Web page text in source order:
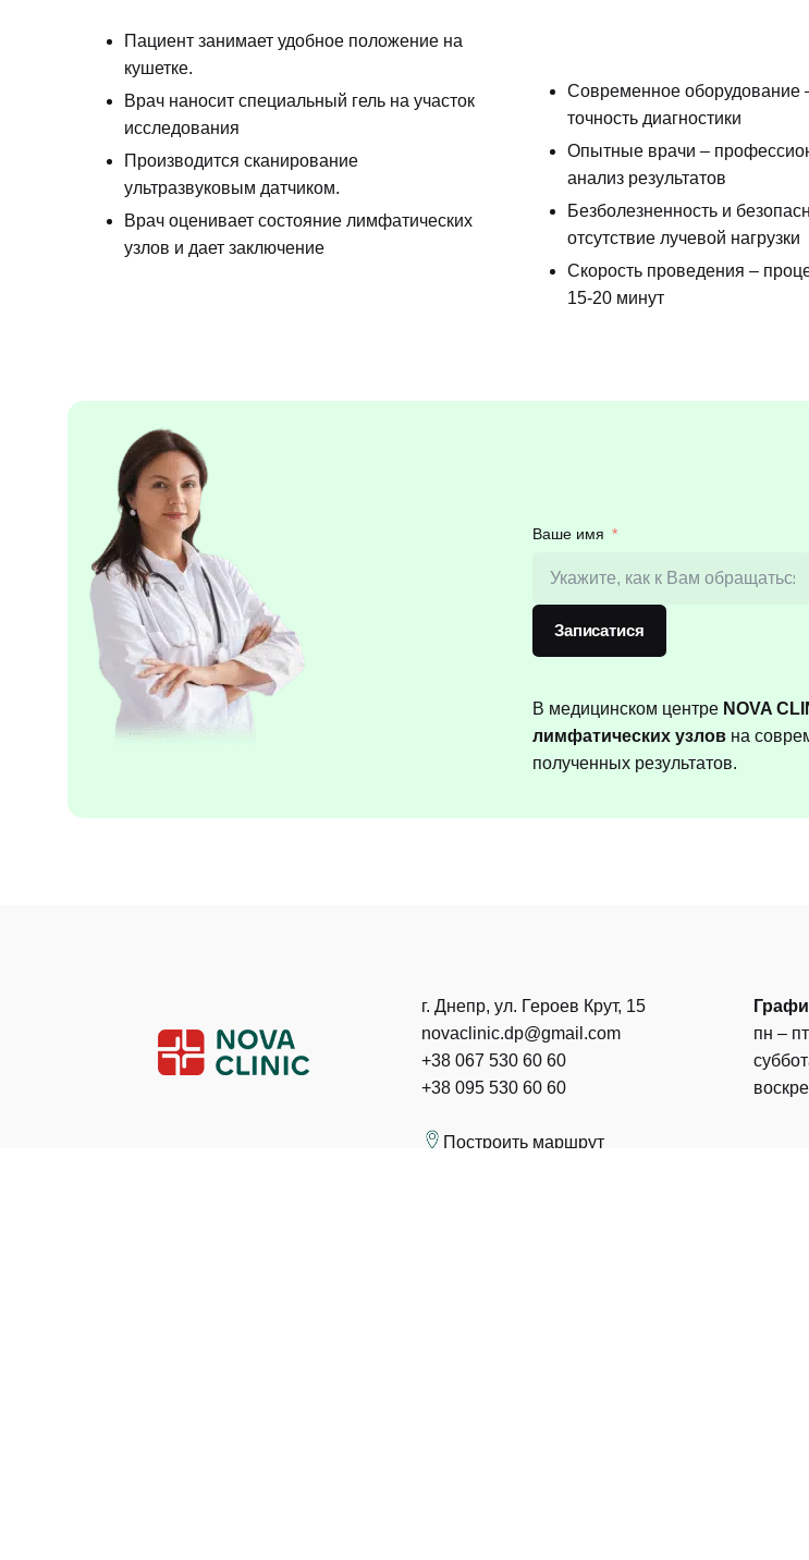
Пациент занимает удобное положение на
кушетке.
Врач наносит специальный гель на участок
исследования
Производится сканирование
ультразвуковым датчиком.
Врач оценивает состояние лимфатических
узлов и дает заключение
Современное оборудование
точность диагностики
Опытные врачи –
анализ результатов
Безболезненность и
отсутствие лучевой нагрузки
Скорость проведения –
15-20 минут
Ваше имя
Записатися
В медицинском центреNOVA
лимфатических узловна
полученных результатов.
г. Днепр, ул. Героев Крут, 15
novaclinic.dp@gmail.com
+38 067 530 60 60
+38 095 530 60 60
Построить маршрут
пн –